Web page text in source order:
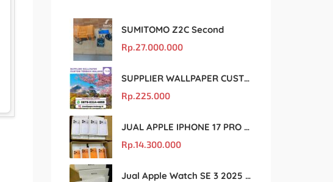
SUMITOMO Z2C Second
Rp.27.000.000
SUPPLIER WALLPAPER CUSTOM TERBAIK MALANG
Rp.225.000
JUAL APPLE IPHONE 17 PRO MAX MURAH DAN ORIGINAL
Rp.14.300.000
Jual Apple Watch SE 3 2025 BM Murah Dan original